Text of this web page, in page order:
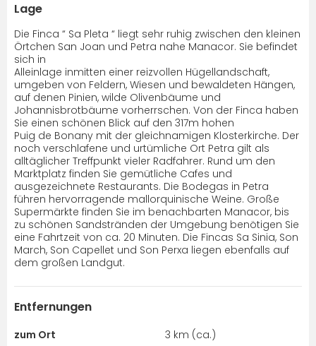
Lage
Die Finca “ Sa Pleta “ liegt sehr ruhig zwischen den kleinen
Örtchen San Joan und Petra nahe Manacor. Sie befindet
sich in
Alleinlage inmitten einer reizvollen Hügellandschaft,
umgeben von Feldern, Wiesen und bewaldeten Hängen,
auf denen Pinien, wilde Olivenbäume und
Johannisbrotbäume vorherrschen. Von der Finca haben
Sie einen schönen Blick auf den 317m hohen
Puig de Bonany mit der gleichnamigen Klosterkirche. Der
noch verschlafene und urtümliche Ort Petra gilt als
alltäglicher Treffpunkt vieler Radfahrer. Rund um den
Marktplatz finden Sie gemütliche Cafes und
ausgezeichnete Restaurants. Die Bodegas in Petra
führen hervorragende mallorquinische Weine. Große
Supermärkte finden Sie im benachbarten Manacor, bis
zu schönen Sandstränden der Umgebung benötigen Sie
eine Fahrtzeit von ca. 20 Minuten. Die Fincas Sa Sinia, Son
March, Son Capellet und Son Perxa liegen ebenfalls auf
dem großen Landgut.
Entfernungen
zum Ort
3 km (ca.)